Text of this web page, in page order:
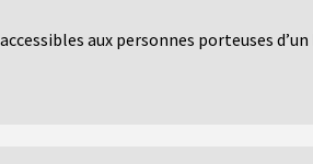
aux personnes porteuses